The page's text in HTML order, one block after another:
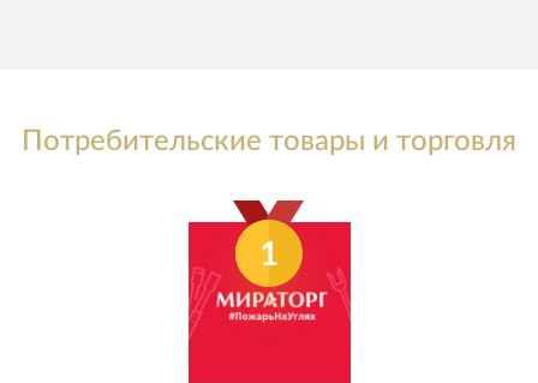
Потребительские товары и торговля
1